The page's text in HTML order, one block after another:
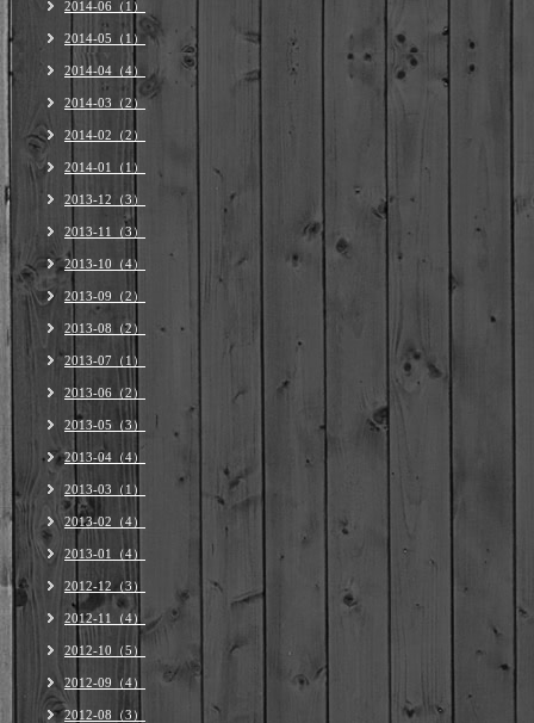
2014-06（1）
2014-05（1）
2014-04（4）
2014-03（2）
2014-02（2）
2014-01（1）
2013-12（3）
2013-11（3）
2013-10（4）
2013-09（2）
2013-08（2）
2013-07（1）
2013-06（2）
2013-05（3）
2013-04（4）
2013-03（1）
2013-02（4）
2013-01（4）
2012-12（3）
2012-11（4）
2012-10（5）
2012-09（4）
2012-08（3）